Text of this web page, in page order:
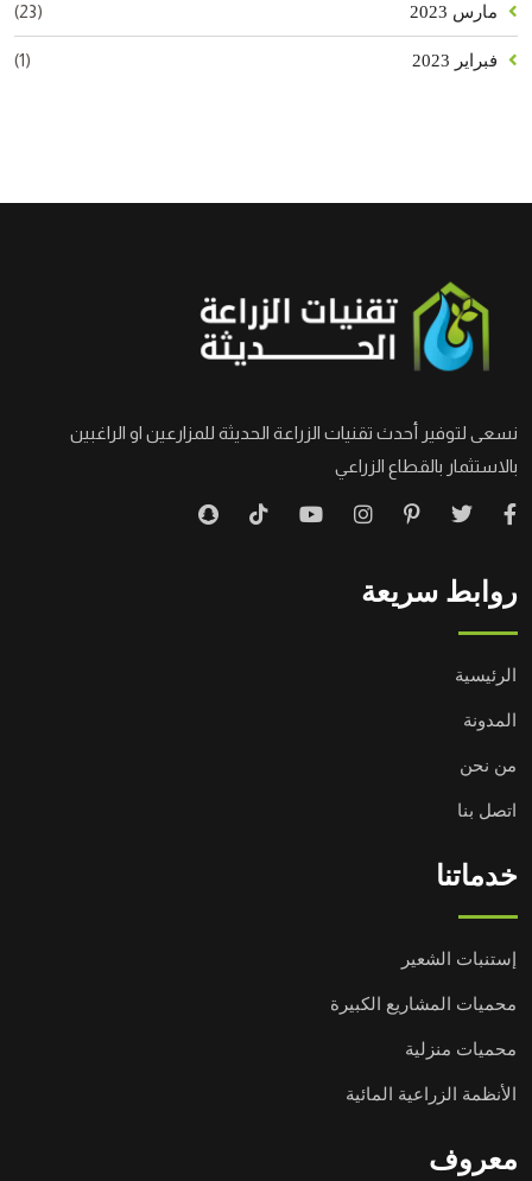
مارس 2023 (23)
فبراير 2023 (1)
نسعى لتوفير أحدث تقنيات الزراعة الحديثة للمزارعين او الراغبين
بالاستثمار بالقطاع الزراعي
روابط سريعة
الرئيسية
المدونة
من نحن
اتصل بنا
خدماتنا
إستنبات الشعير
محميات المشاريع الكبيرة
محميات منزلية
الأنظمة الزراعية المائية
معروف